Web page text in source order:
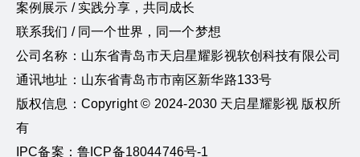
案例展示 / 实践分享，共同成长
联系我们 / 同一个世界，同一个梦想
公司名称：山东省青岛市天启星耀影视软创科技有限公司
通讯地址：山东省青岛市市南区新华路133号
版权信息：Copyright © 2024-2030 天启星耀影视 版权所
有
IPC备案：鲁ICP备18044746号-1